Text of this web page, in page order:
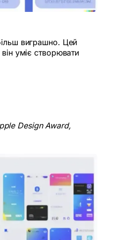
виграшно. Цей
уміє створювати
Design Award,